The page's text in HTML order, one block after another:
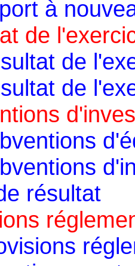
à
de
de
de
résultat